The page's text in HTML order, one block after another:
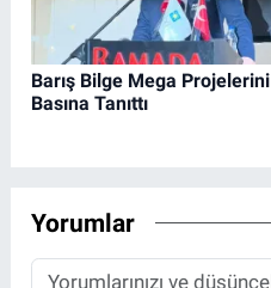
Barış Bilge Mega Projelerini
Basına Tanıttı
Yorumlar